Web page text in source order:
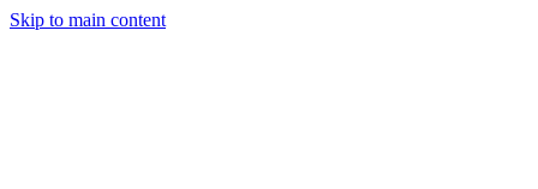
Skip to main content